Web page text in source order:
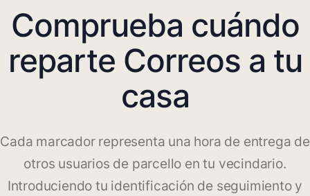
Comprueba cuándo
reparte Correos a tu
casa
Cada marcador representa una hora de entrega de
otros usuarios de parcello en tu vecindario.
Introduciendo tu identificación de seguimiento y